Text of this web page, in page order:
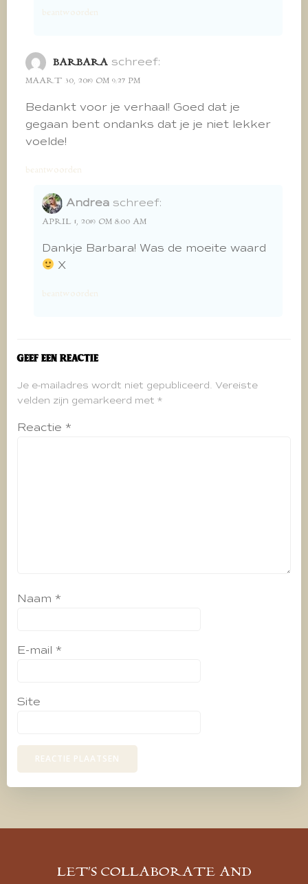
beantwoorden
BARBARA schreef:
MAART 30, 2019 OM 9:27 PM
Bedankt voor je verhaal! Goed dat je
gegaan bent ondanks dat je je niet lekker
voelde!
beantwoorden
Andrea schreef:
APRIL 1, 2019 OM 8:00 AM
Dankje Barbara! Was de moeite waard
X
beantwoorden
Geef een reactie
Je e-mailadres wordt niet gepubliceerd. Vereiste
velden zijn gemarkeerd met *
Reactie *
Naam *
E-mail *
Site
LET’S COLLABORATE AND